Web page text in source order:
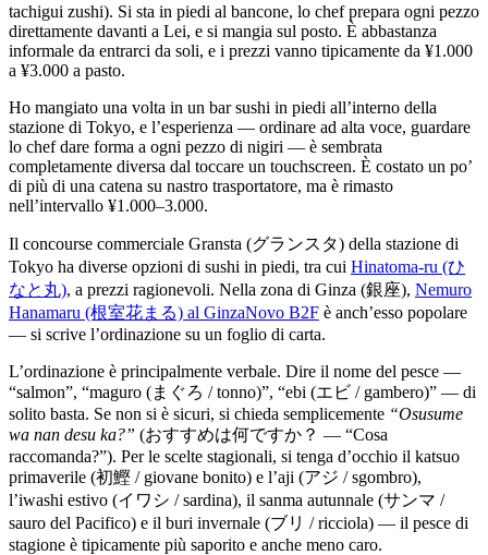
tachigui zushi). Si sta in piedi al bancone, lo chef prepara ogni pezzo
direttamente davanti a Lei, e si mangia sul posto. È abbastanza
informale da entrarci da soli, e i prezzi vanno tipicamente da ¥1.000
a ¥3.000 a pasto.
Ho mangiato una volta in un bar sushi in piedi all’interno della
stazione di Tokyo, e l’esperienza — ordinare ad alta voce, guardare
lo chef dare forma a ogni pezzo di nigiri — è sembrata
completamente diversa dal toccare un touchscreen. È costato un po’
di più di una catena su nastro trasportatore, ma è rimasto
nell’intervallo ¥1.000–3.000.
Il concourse commerciale Gransta (グランスタ) della stazione di
Tokyo ha diverse opzioni di sushi in piedi, tra cui Hinatoma-ru (ひ
なと丸), a prezzi ragionevoli. Nella zona di Ginza (銀座), Nemuro
Hanamaru (根室花まる) al GinzaNovo B2F è anch’esso popolare
— si scrive l’ordinazione su un foglio di carta.
L’ordinazione è principalmente verbale. Dire il nome del pesce —
“salmon”, “maguro (まぐろ / tonno)”, “ebi (エビ / gambero)” — di
solito basta. Se non si è sicuri, si chieda semplicemente “Osusume
wa nan desu ka?” (おすすめは何ですか？ — “Cosa
raccomanda?”). Per le scelte stagionali, si tenga d’occhio il katsuo
primaverile (初鰹 / giovane bonito) e l’aji (アジ / sgombro),
l’iwashi estivo (イワシ / sardina), il sanma autunnale (サンマ /
sauro del Pacifico) e il buri invernale (ブリ / ricciola) — il pesce di
stagione è tipicamente più saporito e anche meno caro.